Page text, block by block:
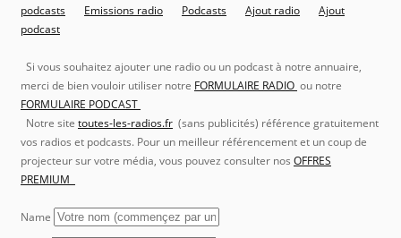
podcasts
Emissions radio Podcasts Ajout radio
Ajout
podcast
Si vous souhaitez ajouter une radio ou un podcast à notre annuaire,
merci de bien vouloir utiliser notre FORMULAIRE RADIO ou notre
FORMULAIRE PODCAST
Notre site toutes-les-radios.fr (sans publicités) référence gratuitement
vos radios et podcasts. Pour un meilleur référencement et un coup de
projecteur sur votre média, vous pouvez consulter nos OFFRES
PREMIUM
Name